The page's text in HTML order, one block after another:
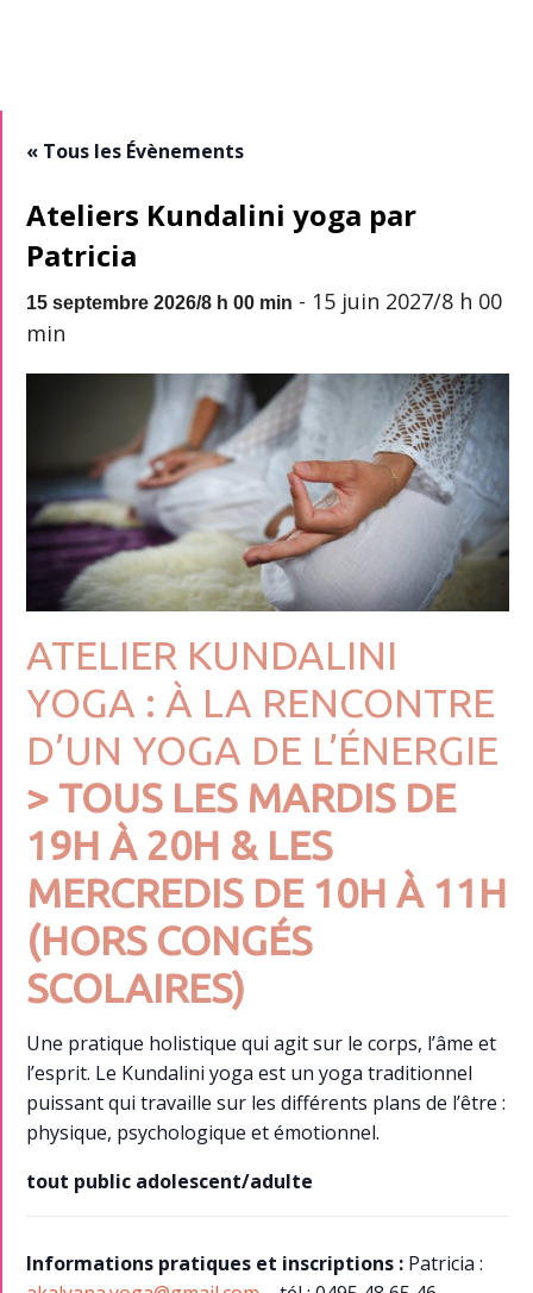
« Tous les Évènements
Ateliers Kundalini yoga par
Patricia
15 septembre 2026/8 h 00 min - 15 juin 2027/8 h 00
min
ATELIER KUNDALINI
YOGA : À LA RENCONTRE
D’UN YOGA DE L’ÉNERGIE
> TOUS LES MARDIS DE
19H À 20H & LES
MERCREDIS DE 10H À 11H
(HORS CONGÉS
SCOLAIRES)
Une pratique holistique qui agit sur le corps, l’âme et
l’esprit. Le Kundalini yoga est un yoga traditionnel
puissant qui travaille sur les différents plans de l’être :
physique, psychologique et émotionnel.
tout public adolescent/adulte
Informations pratiques et inscriptions : Patricia :